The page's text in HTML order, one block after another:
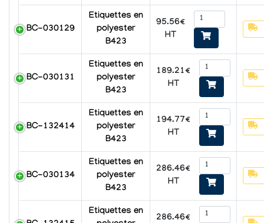
BC-030129
Etiquettes en
polyester
B423
95.56€
HT
BC-030131
Etiquettes en
polyester
B423
189.21€
HT
BC-132414
Etiquettes en
polyester
B423
194.77€
HT
BC-030134
Etiquettes en
polyester
B423
286.46€
HT
Etiquettes en
286.46€